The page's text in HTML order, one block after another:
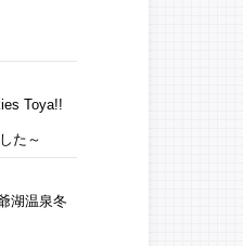
Toya!!
た～
湖温泉冬